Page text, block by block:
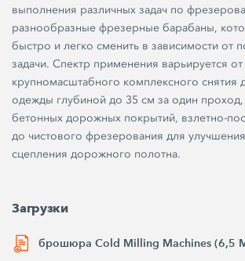
выполнения различных задач по
разнообразные фрезерные барабаны,
быстро и легко сменить в зависимости от
задачи. Спектр применения варьируется от
крупномасштабного комплексного снятия
одежды глубиной до 35 см за один
бетонных дорожных покрытий, взлетно-
до чистового фрезерования для улучшения
сцепления дорожного полотна.
Загрузки
брошюра Cold Milling Machines (6,5